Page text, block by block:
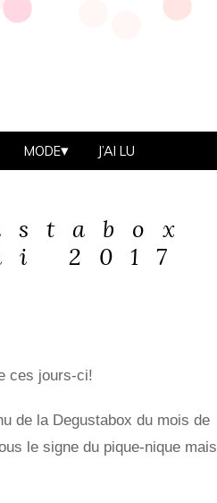
MODE J’AI LU
2017
ces jours-ci!
de la Degustabox du mois de
le signe du pique-nique mais